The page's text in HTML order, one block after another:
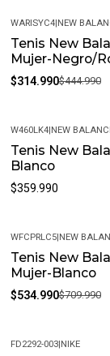
-29%
WARISYC4|NEW
Tenis New
Mujer-Negro/
$314.990$444.990
W460LK4|NEW
Tenis New
Blanco
$359.990
-25%
WFCPRLC5|NEW
Tenis New
Mujer-Blanco
$534.990$709.990
FD2292-003|NIKE